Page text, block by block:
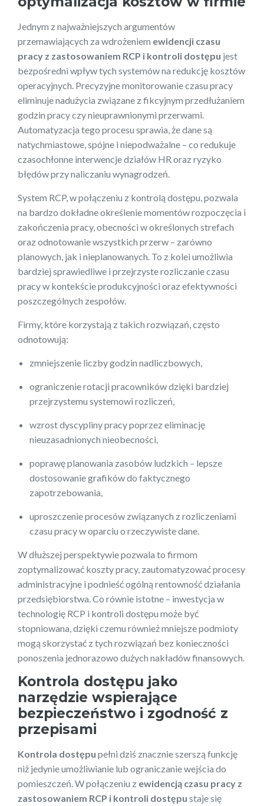
Jednym z najważniejszych argumentów
przemawiających za wdrożeniem ewidencji czasu
pracy z zastosowaniem RCP i kontroli dostępu jest
bezpośredni wpływ tych systemów na redukcję kosztów
operacyjnych. Precyzyjne monitorowanie czasu pracy
eliminuje nadużycia związane z fikcyjnym przedłużaniem
godzin pracy czy nieuprawnionymi przerwami.
Automatyzacja tego procesu sprawia, że dane są
natychmiastowe, spójne i niepodważalne – co redukuje
czasochłonne interwencje działów HR oraz ryzyko
błędów przy naliczaniu wynagrodzeń.
System RCP, w połączeniu z kontrolą dostępu, pozwala
na bardzo dokładne określenie momentów rozpoczęcia i
zakończenia pracy, obecności w określonych strefach
oraz odnotowanie wszystkich przerw – zarówno
planowych, jak i nieplanowanych. To z kolei umożliwia
bardziej sprawiedliwe i przejrzyste rozliczanie czasu
pracy w kontekście produkcyjności oraz efektywności
poszczególnych zespołów.
Firmy, które korzystają z takich rozwiązań, często
odnotowują:
zmniejszenie liczby godzin nadliczbowych,
ograniczenie rotacji pracowników dzięki bardziej
przejrzystemu systemowi rozliczeń,
wzrost dyscypliny pracy poprzez eliminację
nieuzasadnionych nieobecności,
poprawę planowania zasobów ludzkich – lepsze
dostosowanie grafików do faktycznego
zapotrzebowania,
uproszczenie procesów związanych z rozliczeniami
czasu pracy w oparciu o rzeczywiste dane.
W dłuższej perspektywie pozwala to firmom
zoptymalizować koszty pracy, zautomatyzować procesy
administracyjne i podnieść ogólną rentowność działania
przedsiębiorstwa. Co równie istotne – inwestycja w
technologię RCP i kontroli dostępu może być
stopniowana, dzięki czemu również mniejsze podmioty
mogą skorzystać z tych rozwiązań bez konieczności
ponoszenia jednorazowo dużych nakładów finansowych.
Kontrola dostępu jako
narzędzie wspierające
bezpieczeństwo i zgodność z
przepisami
Kontrola dostępu pełni dziś znacznie szerszą funkcję
niż jedynie umożliwianie lub ograniczanie wejścia do
pomieszczeń. W połączeniu z ewidencją czasu pracy z
zastosowaniem RCP i kontroli dostępu staje się